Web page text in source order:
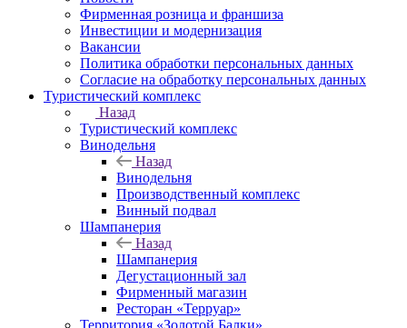
Фирменная розница и франшиза
Инвестиции и модернизация
Вакансии
Политика обработки персональных данных
Согласие на обработку персональных данных
Туристический комплекс
Назад
Туристический комплекс
Винодельня
Назад
Винодельня
Производственный комплекс
Винный подвал
Шампанерия
Назад
Шампанерия
Дегустационный зал
Фирменный магазин
Ресторан «Терруар»
Территория «Золотой Балки»